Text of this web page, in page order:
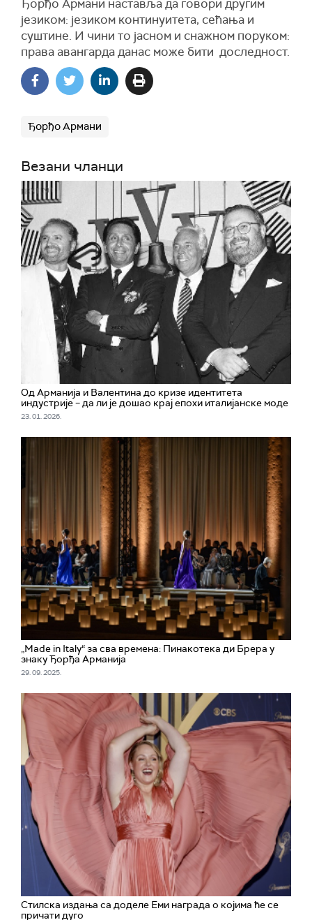
Ђорђо Армани наставља да говори другим
језиком: језиком континуитета, сећања и
суштине. И чини то јасном и снажном поруком:
права авангарда данас може бити доследност.
Ђорђо Армани
Везани чланци
Од Арманија и Валентина до кризе идентитета
индустрије – да ли је дошао крај епохи италијанске моде
23. 01. 2026.
„Made in Italy“ за сва времена: Пинакотека ди Брера у
знаку Ђорђа Арманија
29. 09. 2025.
Стилска издања са доделе Еми награда о којима ће се
причати дуго